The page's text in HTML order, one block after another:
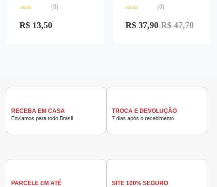
0
de
(0)
R$ 13,50
0
de
(0)
R$47,70
R$ 37,90
RECEBA EM CASA
Enviamos para todo Brasil
TROCA E DEVOLUÇÃO
7 dias após o recebimento
PARCELE EM ATÉ SITE 100% SEGURO